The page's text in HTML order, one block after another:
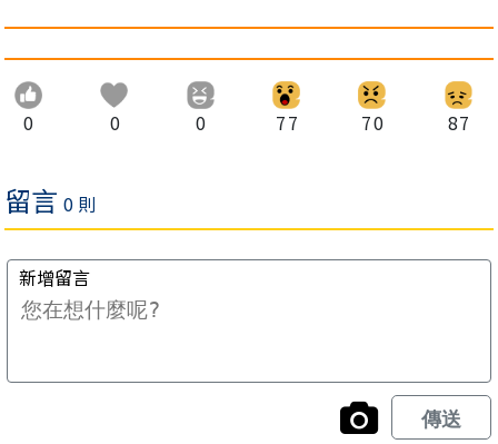
0 0 0 77 70 87